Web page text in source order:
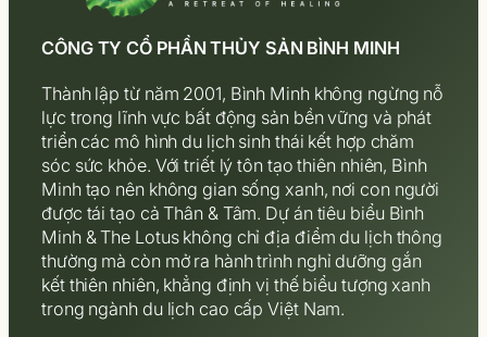
CÔNG TY CỔ PHẦN THỦY SẢN BÌNH MINH
Thành lập từ năm 2001, Bình Minh không ngừng nỗ
lực trong lĩnh vực bất động sản bền vững và phát
triển các mô hình du lịch sinh thái kết hợp chăm
sóc sức khỏe. Với triết lý tôn tạo thiên nhiên, Bình
Minh tạo nên không gian sống xanh, nơi con người
được tái tạo cả Thân & Tâm. Dự án tiêu biểu Bình
Minh & The Lotus không chỉ địa điểm du lịch thông
thường mà còn mở ra hành trình nghỉ dưỡng gắn
kết thiên nhiên, khẳng định vị thế biểu tượng xanh
trong ngành du lịch cao cấp Việt Nam.